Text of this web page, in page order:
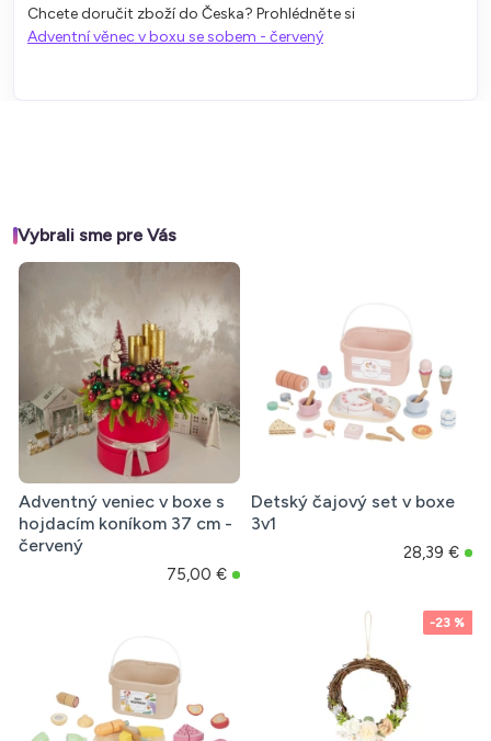
Chcete doručit zboží do Česka? Prohlédněte si
Adventní věnec v boxu se sobem - červený
Vybrali sme pre Vás
Adventný veniec v boxe s
hojdacím koníkom 37 cm -
červený
75,00 €
Detský čajový set v boxe
3v1
28,39 €
-23 %